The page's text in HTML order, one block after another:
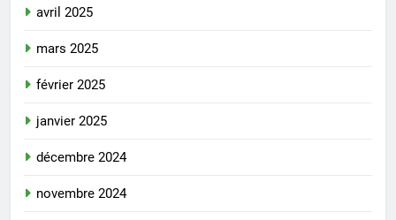
avril 2025
mars 2025
février 2025
janvier 2025
décembre 2024
novembre 2024